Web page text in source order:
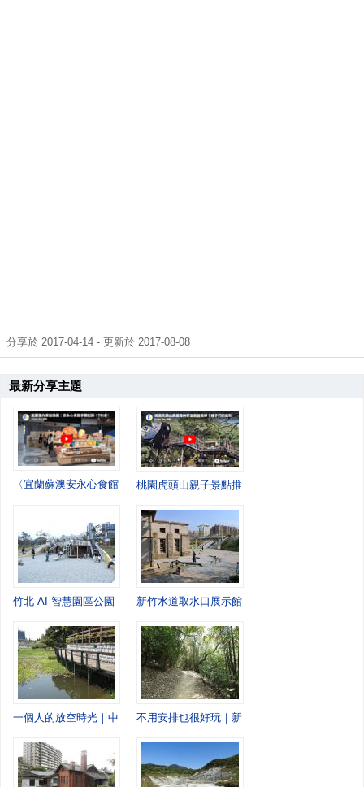
分享於 2017-04-14 - 更新於 2017-08-08
最新分享主題
〈宜蘭蘇澳安永心食館遊記｜在海洋互動樂園玩一整天，寓教於樂又好拍〉
桃園虎頭山親子景點推薦—奧爾森林學堂探訪記
竹北 AI 智慧園區公園｜城市移動間，忽然停下來的一站
新竹水道取水口展示館｜一個午後，走進老水道
一個人的放空時光｜中壢青塘園慢慢走不用安排也很好玩｜新竹高峰植物園的慢慢散步